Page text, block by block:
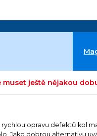
muset ještě nějakou
rychlou opravu defektů kol
Jako dobrou alternativu